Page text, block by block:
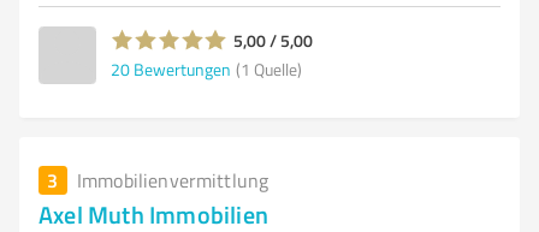
5,00 / 5,00
20 Bewertungen (1 Quelle)
3 Immobilienvermittlung
Axel Muth Immobilien